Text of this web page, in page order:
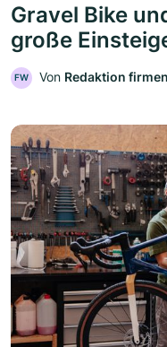
Gravel Bike
große
FW Von Redaktion